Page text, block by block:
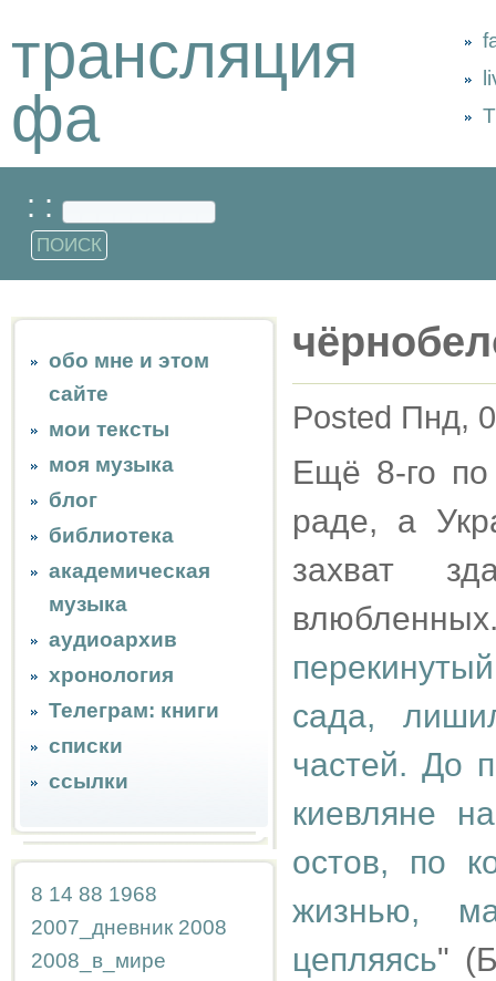
трансляция
фа
: :
обо мне и этом
сайте
мои тексты
моя музыка
блог
библиотека
академическая
музыка
аудиоархив
хронология
Телеграм: книги
списки
ссылки
8 14 88 1968
2007_дневник 2008
2008_в_мире
Posted Пнд,
Ещё 8-го по
раде, а
захват
сада,
частей. До
киевляне
остов, по
жизнью,
цепляясь"